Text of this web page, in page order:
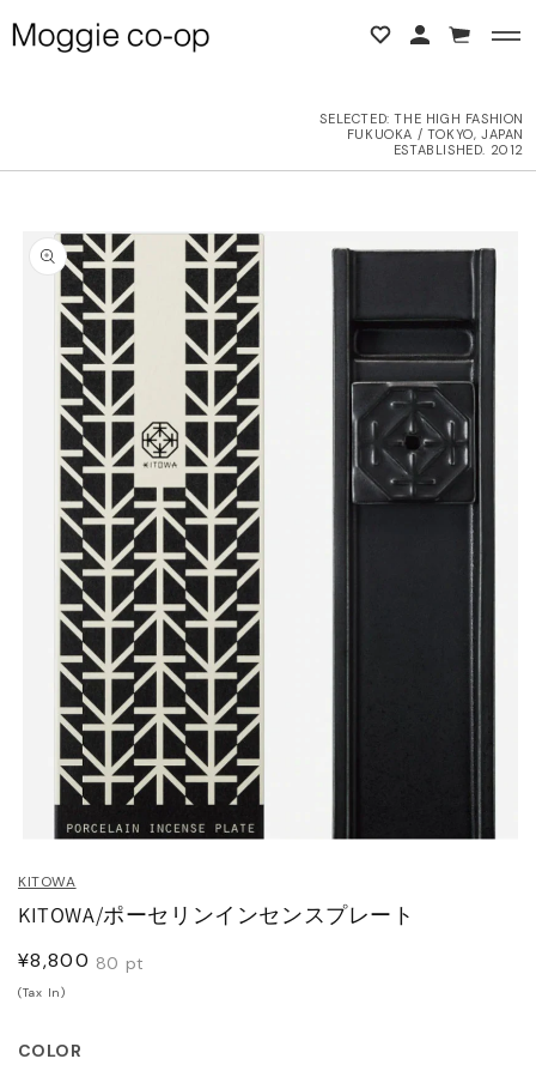
コンテンツに進む カ
SELECTED: THE HIGH FASHION
FUKUOKA / TOKYO, JAPAN
ESTABLISHED. 2012
& Cap
& GOODS
GOODS & FRAGRANCE
DEMEULEMEESTER
yellow
A
GOOSE
Kisada
Wijnants
VAN NOTEN
kei ninomiya
BOY
商品情報にスキップ
ダ
ル
メ
ィ
(1)
を
KITOWA
KITOWA/ポーセリンインセンスプレート
通
常
格
¥8,800 80 pt
(Tax In)
COLOR